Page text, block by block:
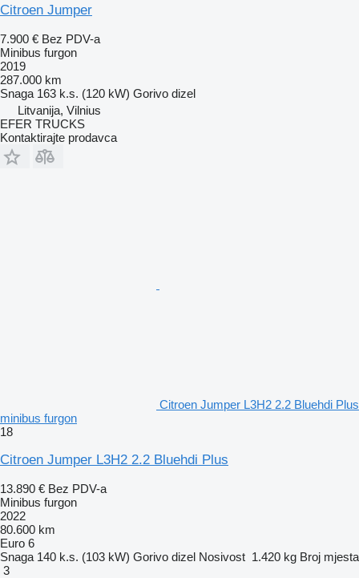
Citroen Jumper
7.900 € Bez PDV-a
Minibus furgon
2019
287.000 km
Snaga 163 k.s. (120 kW) Gorivo dizel
Litvanija, Vilnius
EFER TRUCKS
Kontaktirajte prodavca
Citroen Jumper L3H2 2.2 Bluehdi Plus
minibus furgon
18
Citroen Jumper L3H2 2.2 Bluehdi Plus
13.890 € Bez PDV-a
Minibus furgon
2022
80.600 km
Euro 6
Snaga 140 k.s. (103 kW) Gorivo dizel Nosivost 1.420 kg Broj mjesta
3